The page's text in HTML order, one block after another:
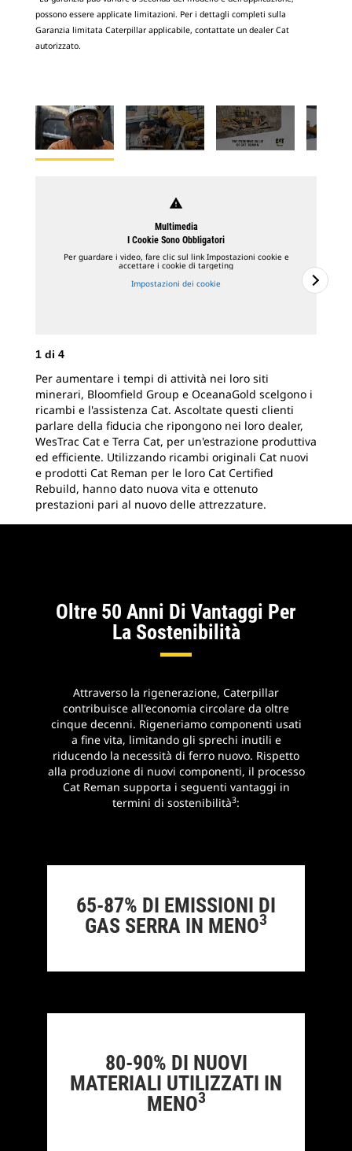
possono essere applicate limitazioni. Per i dettagli completi sulla
Garanzia limitata Caterpillar applicabile, contattate un dealer Cat
autorizzato.
warning
Multimedia
I Cookie Sono Obbligatori
Per guardare i video, fare clic sul link Impostazioni cookie e
accettare i cookie di targeting
Impostazioni dei cookie
1 di 4
Per aumentare i tempi di attività nei loro siti
minerari, Bloomfield Group e OceanaGold scelgono i
ricambi e l'assistenza Cat. Ascoltate questi clienti
parlare della fiducia che ripongono nei loro dealer,
WesTrac Cat e Terra Cat, per un'estrazione produttiva
ed efficiente. Utilizzando ricambi originali Cat nuovi
e prodotti Cat Reman per le loro Cat Certified
Rebuild, hanno dato nuova vita e ottenuto
prestazioni pari al nuovo delle attrezzature.
Oltre 50 Anni Di Vantaggi Per
La Sostenibilità
Attraverso la rigenerazione, Caterpillar
contribuisce all'economia circolare da oltre
cinque decenni. Rigeneriamo componenti usati
a fine vita, limitando gli sprechi inutili e
riducendo la necessità di ferro nuovo. Rispetto
alla produzione di nuovi componenti, il processo
Cat Reman supporta i seguenti vantaggi in
termini di sostenibilità3:
65-87% DI EMISSIONI DI
GAS SERRA IN MENO3
80-90% DI NUOVI
MATERIALI UTILIZZATI IN
MENO3